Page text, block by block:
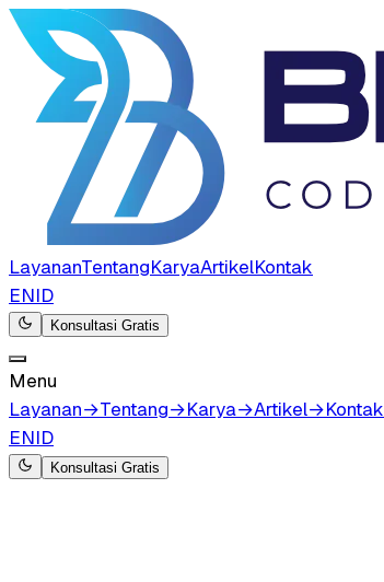
LayananTentangKaryaArtikelKontak
ENID
Konsultasi Gratis
Menu
Layanan→Tentang→Karya→Artikel→Kontak
ENID
Konsultasi Gratis